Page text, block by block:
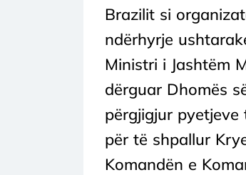
Brazilit si
ndërhyrje
Ministri i Jashtëm
dërguar Dhomës
përgjigjur
për të shpallur
Komandën e